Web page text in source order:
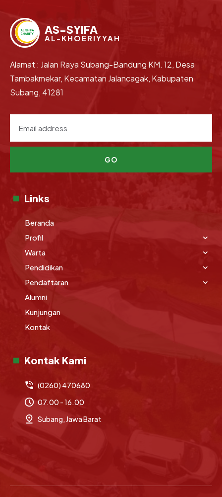
AS-SYIFA
AL-KHOERIYYAH
Alamat : Jalan Raya Subang-Bandung KM. 12, Desa
Tambakmekar, Kecamatan Jalancagak, Kabupaten
Subang, 41281
GO
Links
Beranda
Profil
Warta
Pendidikan
Pendaftaran
Alumni
Kunjungan
Kontak
Kontak Kami
(0260) 470680
07.00 - 16.00
Subang, Jawa Barat